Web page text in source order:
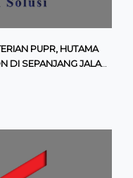
PUPR, HUTAMA
DI SEPANJANG JALAN